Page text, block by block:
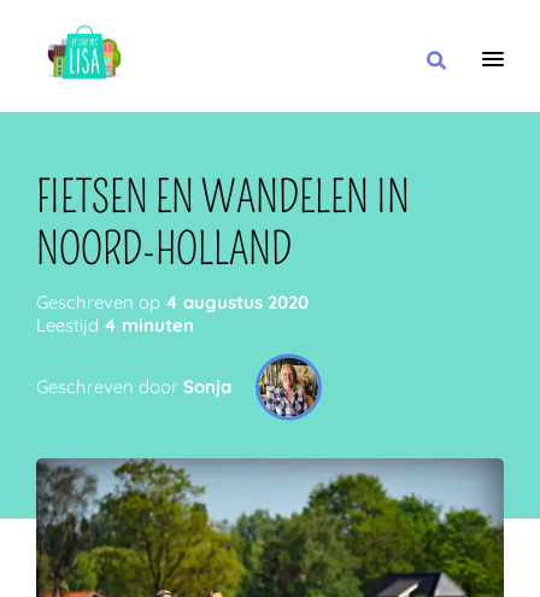
IN DE BUURT VAN
OF
FIETSEN EN WANDELEN IN
NOORD-HOLLAND
Geschreven op 4 augustus 2020
Leestijd 4 minuten
Geschreven door Sonja